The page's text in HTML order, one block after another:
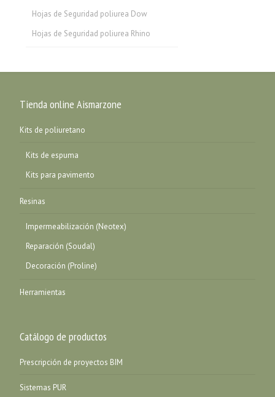
Hojas de Seguridad poliurea Dow
Hojas de Seguridad poliurea Rhino
Tienda online Aismarzone
Kits de poliuretano
Kits de espuma
Kits para pavimento
Resinas
Impermeabilización (Neotex)
Reparación (Soudal)
Decoración (Proline)
Herramientas
Catálogo de productos
Prescripción de proyectos BIM
Sistemas PUR